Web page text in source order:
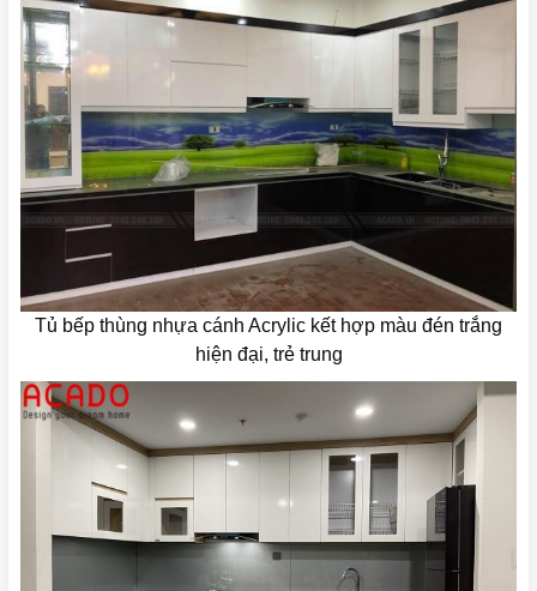
Tủ bếp thùng nhựa cánh Acrylic kết hợp màu đén trắng
hiện đại, trẻ trung